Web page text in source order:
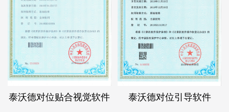
泰沃德对位贴合视觉软件 泰沃德对位引导软件